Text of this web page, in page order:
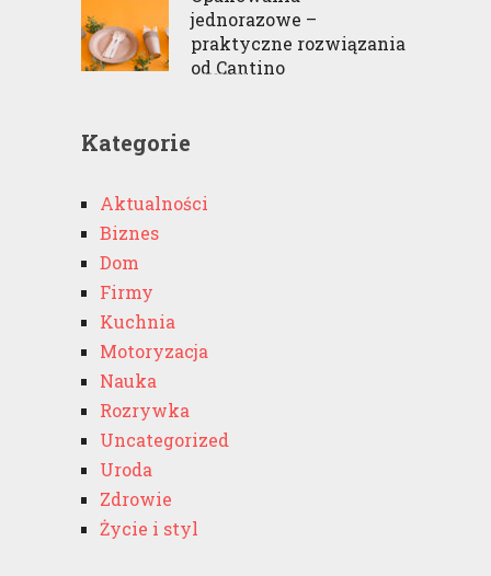
jednorazowe –
praktyczne rozwiązania
od Cantino
Kategorie
Aktualności
Biznes
Dom
Firmy
Kuchnia
Motoryzacja
Nauka
Rozrywka
Uncategorized
Uroda
Zdrowie
Życie i styl